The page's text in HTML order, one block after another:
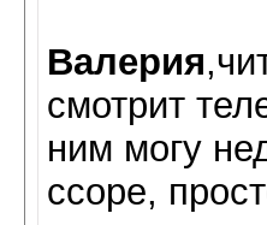
Валерия
смотрит
ним могу
ссоре,